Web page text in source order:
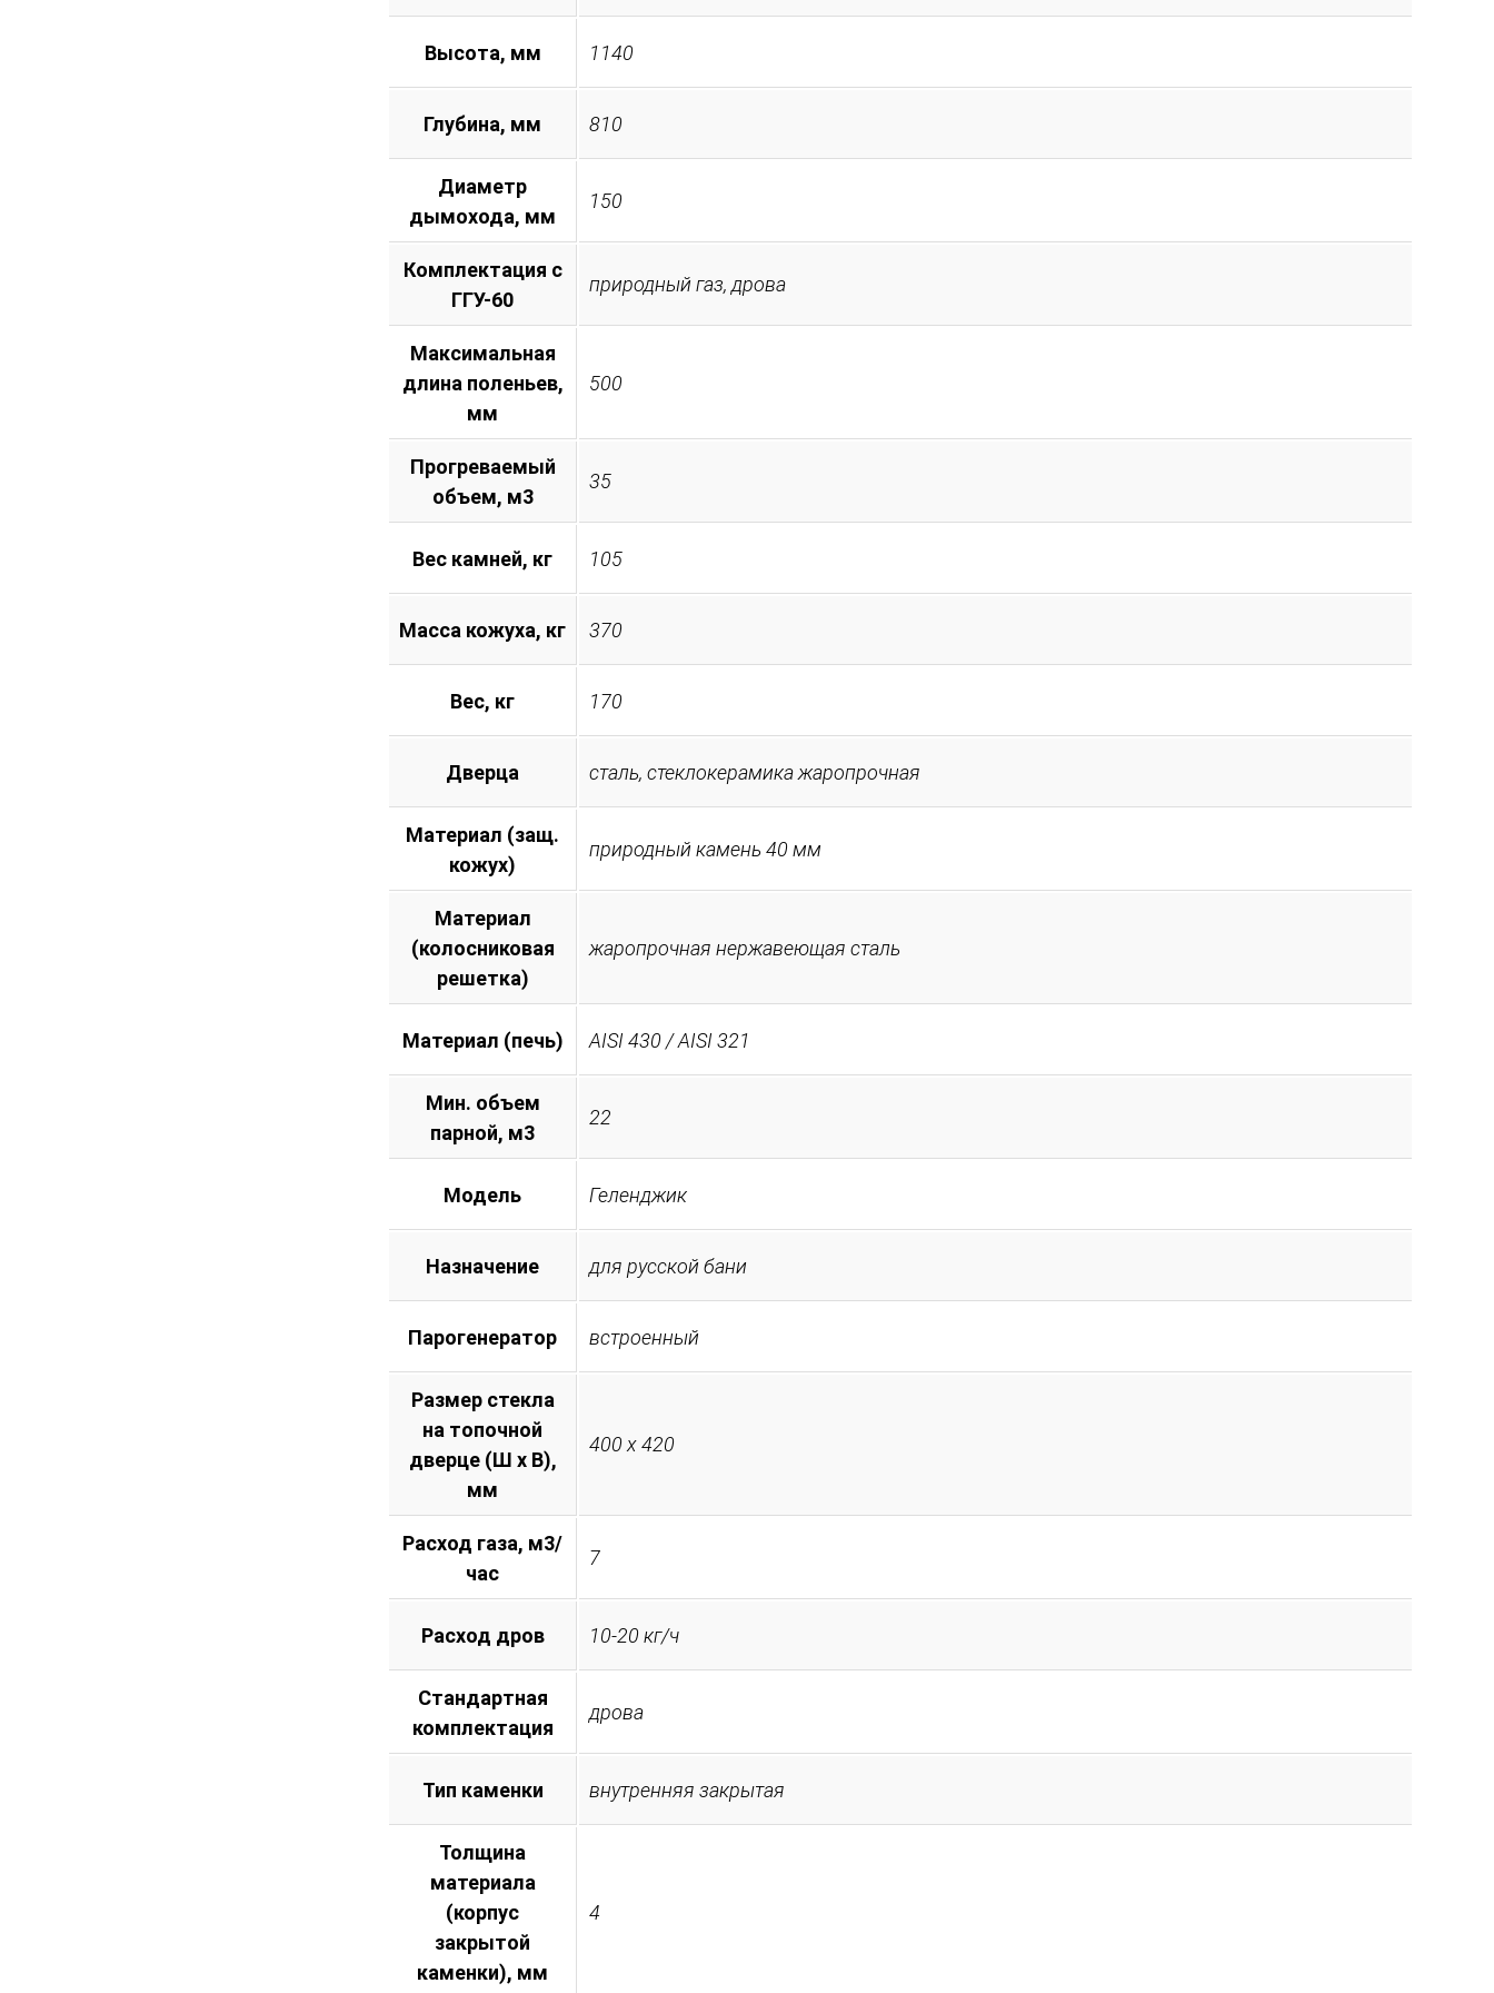
Высота, мм 1140
Глубина, мм 810
Диаметр
дымохода, мм
150
Комплектация с
ГГУ-60
природный газ, дрова
Максимальная
длина поленьев,
мм
500
Прогреваемый
объем, м3
35
Вес камней, кг 105
Масса кожуха, кг 370
Вес, кг 170
Дверца сталь, стеклокерамика жаропрочная
Материал (защ.
кожух)
природный камень 40 мм
Материал
(колосниковая
решетка)
жаропрочная нержавеющая сталь
Материал (печь) AISI 430 / AISI 321
Мин. объем
парной, м3
22
Модель Геленджик
Назначение для русской бани
Парогенератор встроенный
Размер стекла
на топочной
дверце (Ш х В),
мм
400 х 420
Расход газа, м3/
час
7
Расход дров 10-20 кг/ч
Стандартная
комплектация
дрова
Тип каменки внутренняя закрытая
Толщина
материала
(корпус
закрытой
каменки), мм
4